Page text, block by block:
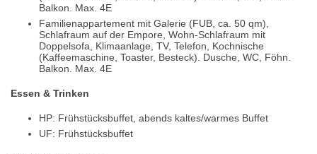
Balkon. Max. 4E
Familienappartement mit Galerie (FUB, ca. 50 qm),
Schlafraum auf der Empore, Wohn-Schlafraum mit
Doppelsofa, Klimaanlage, TV, Telefon, Kochnische
(Kaffeemaschine, Toaster, Besteck). Dusche, WC, Föhn.
Balkon. Max. 4E
Essen & Trinken
HP: Frühstücksbuffet, abends kaltes/warmes Buffet
UF: Frühstücksbuffet